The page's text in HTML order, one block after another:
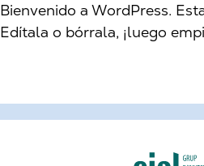
Bienvenido a WordPress.
Edítala o bórrala, ¡luego